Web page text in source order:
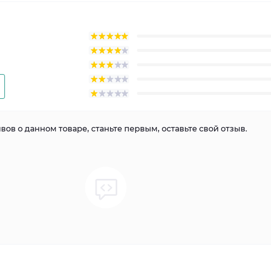
о данном товаре, станьте первым, оставьте свой отзыв.